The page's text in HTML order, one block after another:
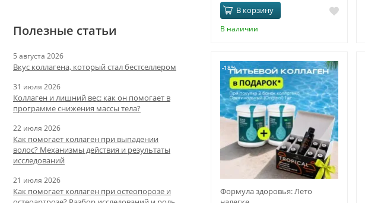
В корзину
В наличии
-18%
Формула здоровья: Лето
Полезные статьи
5 августа 2026
Вкус коллагена, который стал бестселлером
31 июля 2026
Коллаген и лишний вес: как он помогает в
программе снижения массы тела?
22 июля 2026
Как помогает коллаген при выпадении
волос? Механизмы действия и результаты
исследований
21 июля 2026
Как помогает коллаген при остеопорозе и